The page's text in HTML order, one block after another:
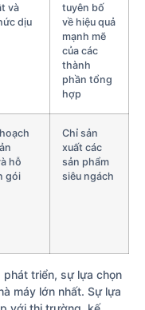
và
dịu
tuyên bố
về hiệu quả
mạnh mẽ
của các
thành
phần tổng
hợp
hỗ
gói
Chỉ sản
xuất các
sản phẩm
siêu ngách
triển, sự lựa chọn
máy lớn nhất. Sự lựa